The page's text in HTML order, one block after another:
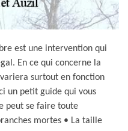
est une intervention qui
En ce qui concerne la
surtout en fonction
un petit guide qui vous
peut se faire toute
mortes • La taille